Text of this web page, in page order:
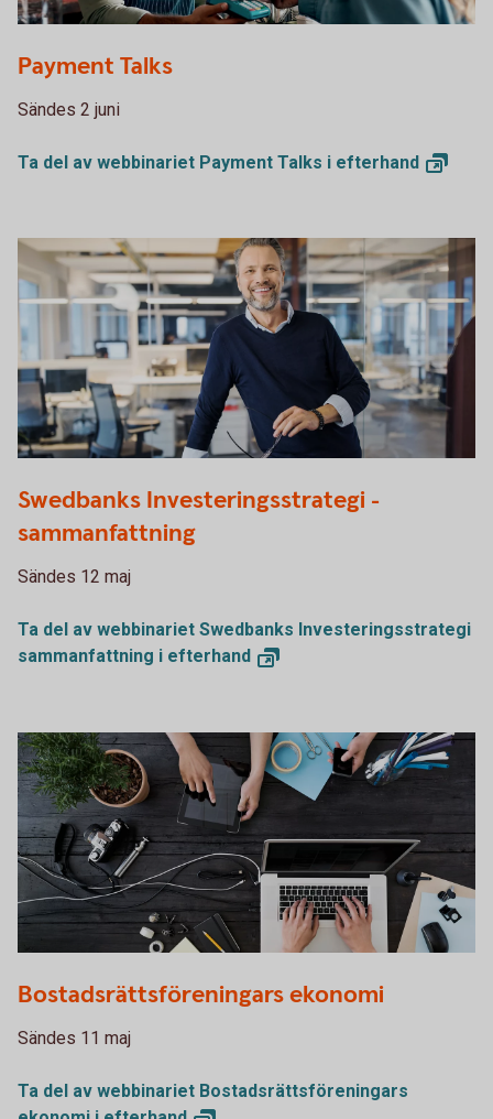
Payment Talks
Sändes 2 juni
Ta del av webbinariet Payment Talks i efterhand
Swedbanks Investeringsstrategi -
sammanfattning
Sändes 12 maj
Ta del av webbinariet Swedbanks Investeringsstrategi
sammanfattning i efterhand
Bostadsrättsföreningars ekonomi
Sändes 11 maj
Ta del av webbinariet Bostadsrättsföreningars